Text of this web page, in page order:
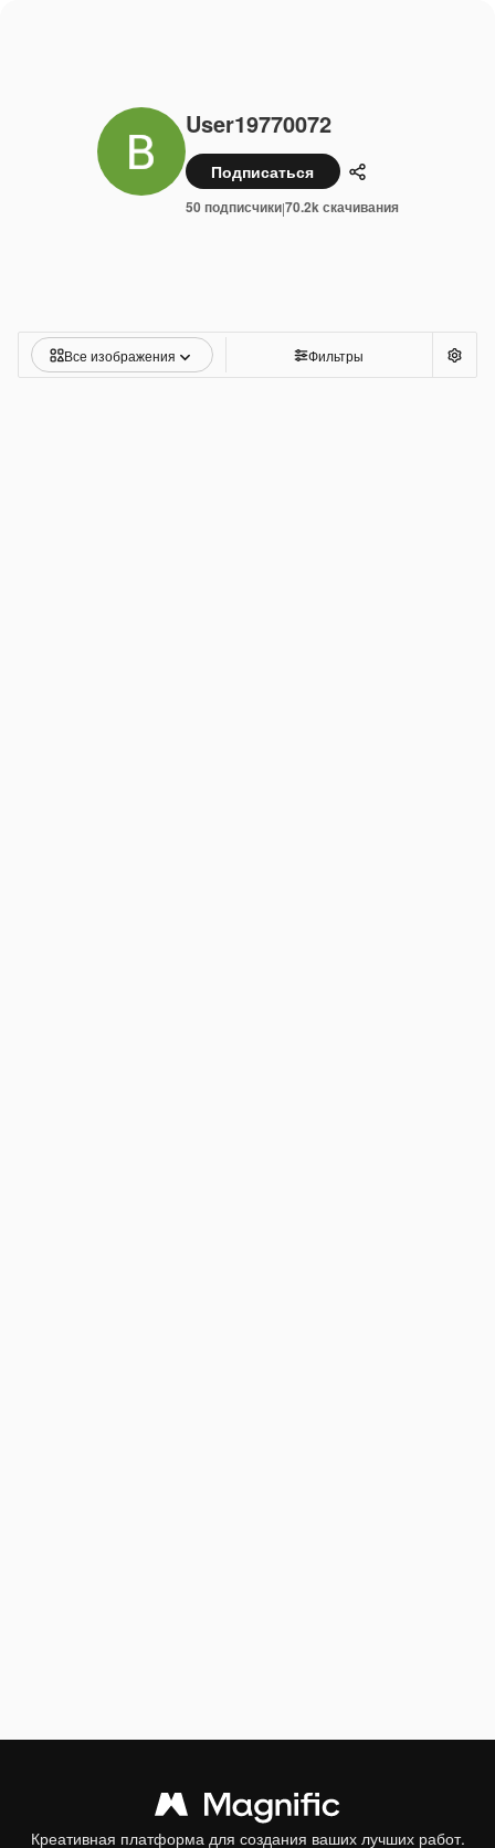
User19770072
Подписаться Поделиться
50 подписчики|70.2k скачивания
Все изображения Фильтры
Креативная платформа для создания ваших лучших работ.